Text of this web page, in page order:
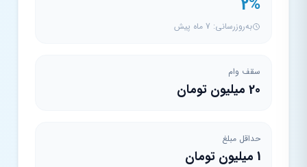
به‌روزرسانی: 7 ماه پیش
سقف وام
20 میلیون تومان
حداقل مبلغ
1 میلیون تومان